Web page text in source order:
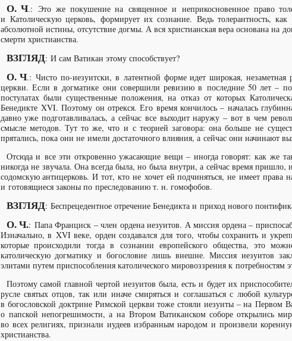
О. Ч.: Это же покушение на священное и неприкосновенное право
и Католическую церковь, формирует их сознание. Ведь толерантность,
абсолютной истины, отсутствие догмы. А вся христианская вера основана на
смерти христианства.
ВЗГЛЯД: И сам Ватикан этому способствует?
О. Ч.: Чисто по-иезуитски, в латентной форме идет широкая, незаметная
церкви. Если в догматике они совершили ревизию в последние 50 лет –
постулатах были существенные положения, на отказ от которых
Бенедикте XVI. Поэтому он отрекся. Его время кончилось – началась
давно уже подготавливалась, а сейчас все выходит наружу – вот в чем
смысле методов. Тут то же, что и с теорией заговора: она больше не
прятались, пока они не имели достаточного влияния, а сейчас они начинают
Отсюда и все эти откровенно ужасающие вещи – иногда говорят: как же
никогда не звучала. Она всегда была, но была внутри, а сейчас время
содомскую антицерковь. И тот, кто не хочет ей подчиняться, не имеет
и готовящиеся законы по преследованию т. н. гомофобов.
ВЗГЛЯД: Беспрецедентное отречение Бенедикта и приход нового
О. Ч.: Папа Франциск – член ордена иезуитов. А миссия ордена –
Изначально, в XVI веке, орден создавался для того, чтобы сохранить и
которые происходили тогда в сознании европейского общества, это
католическую догматику и богословие лишь внешне. Миссия иезуитов
элитами путем приспособления католического мировоззрения к потребностям
Поэтому самой главной чертой иезуитов была, есть и будет их
русле святых отцов, так или иначе смиряться и соглашаться с любой
в богословской доктрине Римской церкви тоже стояли иезуиты – на Первом
о папской непогрешимости, а на Втором Ватиканском соборе открылись
во всех религиях, признали иудеев избранным народом и произвели
христианства.